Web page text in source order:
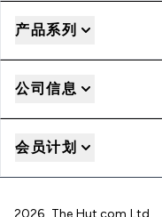
产品系列
公司信息
会员计划
2026 The Hut.com Ltd